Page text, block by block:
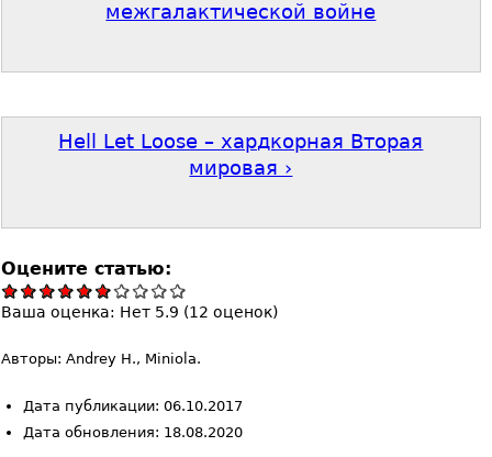
межгалактической войне
Hell Let Loose – хардкорная Вторая
мировая ›
Оцените статью:
Ваша оценка: Нет 5.9 (12 оценок)
Авторы: Andrey H., Miniola.
Дата публикации: 06.10.2017
Дата обновления: 18.08.2020